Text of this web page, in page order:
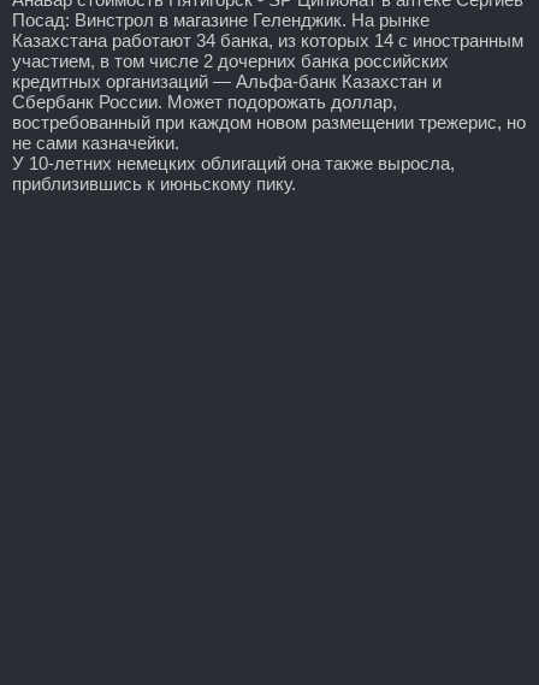
Посад: Винстрол в магазине Геленджик. На рынке
Казахстана работают 34 банка, из которых 14 с иностранным
участием, в том числе 2 дочерних банка российских
кредитных организаций — Альфа-банк Казахстан и
Сбербанк России. Может подорожать доллар,
востребованный при каждом новом размещении трежерис, но
не сами казначейки.
У 10-летних немецких облигаций она также выросла,
приблизившись к июньскому пику.